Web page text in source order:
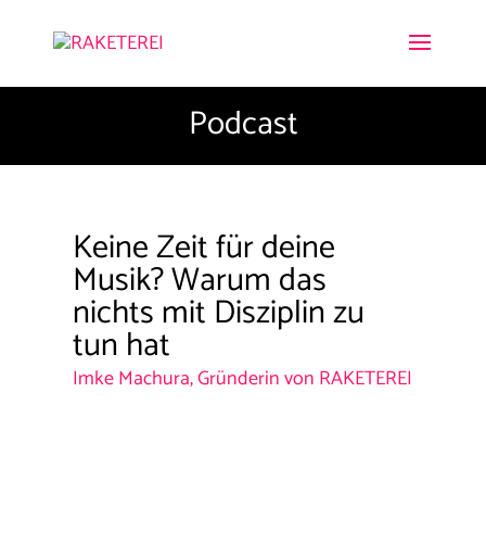
Podcast
Keine Zeit für deine
Musik? Warum das
nichts mit Disziplin zu
tun hat
Imke Machura, Gründerin von RAKETEREI